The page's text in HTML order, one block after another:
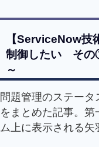
【ServiceNow技
制御したい その
～
問題管理のステー
をまとめた記事。
ム上に表示される矢